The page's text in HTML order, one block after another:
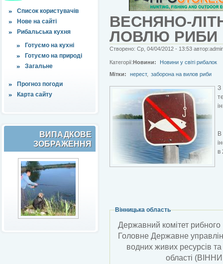
Список користувачів
Нове на сайті
Рибальська кухня
Готуємо на кухні
Готуємо на природі
Загальне
Прогноз погоди
Карта сайту
ВИПАДКОВЕ
ЗОБРАЖЕННЯ
ВЕСНЯНО-
ЛОВЛЮ РИБИ
Створено: Ср, 04/04/2012 - 13:53
Категорії:Новини:
Новини у світі рибалок
Мітки:
нерест, заборона на вилов риби
З
В
в
Вінницька область
Державний комітет
Головне Державне
водних живих ресурсів
області